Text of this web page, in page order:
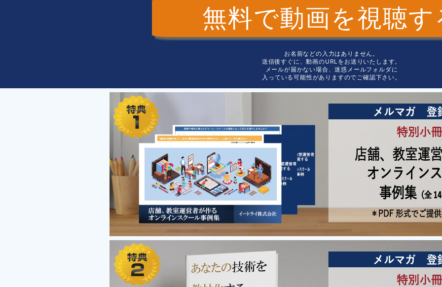
無料で動画を視聴す
お名前などの入力はありません。
送信後すぐに、動画のURLをお送りいたします。
メールが届かない場合、迷惑メールフォルダに
入っている可能性がありますのでご確認下さい。